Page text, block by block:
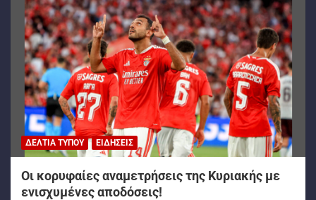
ΔΕΛΤΊΑ ΤΎΠΟΥ ΕΙΔΉΣΕΙΣ
Oι κορυφαίες αναμετρήσεις της Κυριακής με
ενισχυμένες αποδόσεις!